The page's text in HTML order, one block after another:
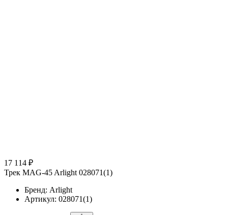
17 114 ₽
Трек MAG-45 Arlight 028071(1)
Бренд: Arlight
Артикул: 028071(1)